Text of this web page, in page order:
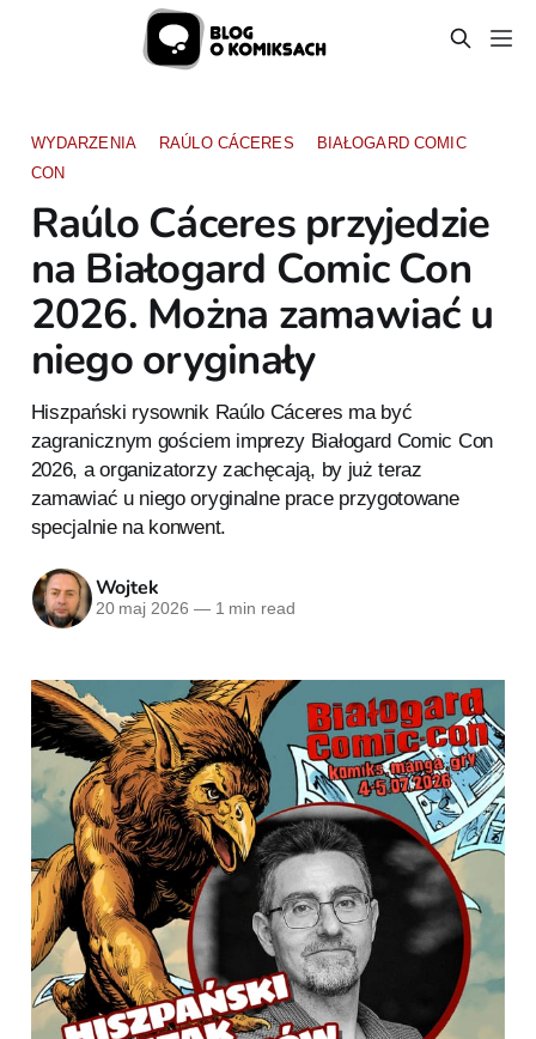
WYDARZENIA RAÚLO CÁCERES
BIAŁOGARD COMIC
CON
Raúlo Cáceres przyjedzie
na Białogard Comic Con
2026. Można zamawiać u
niego oryginały
Hiszpański rysownik Raúlo Cáceres ma być
zagranicznym gościem imprezy Białogard Comic Con
2026, a organizatorzy zachęcają, by już teraz
zamawiać u niego oryginalne prace przygotowane
specjalnie na konwent.
Wojtek
20 maj 2026 —1 min read